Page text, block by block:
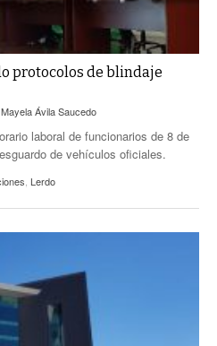
protocolos de blindaje
Mayela Ávila Saucedo
laboral de funcionarios de 8 de
de vehículos oficiales.
Lerdo